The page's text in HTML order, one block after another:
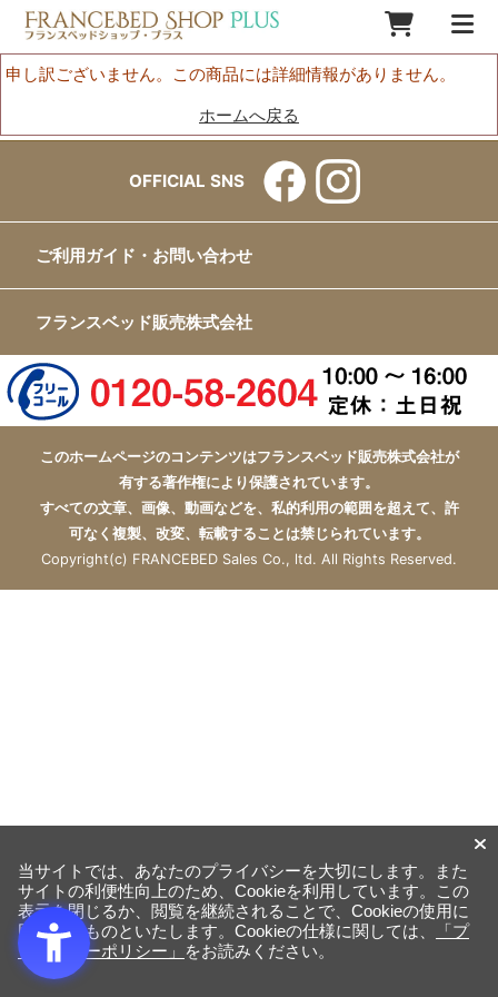
申し訳ございません。この商品には詳細情報がありません。
ホームへ戻る
OFFICIAL SNS
ご利用ガイド・お問い合わせ
フランスベッド販売株式会社
このホームページのコンテンツはフランスベッド販売株式会社が
有する著作権により保護されています。
すべての文章、画像、動画などを、私的利用の範囲を超えて、許
可なく複製、改変、転載することは禁じられています。
Copyright(c) FRANCEBED Sales Co., ltd. All Rights Reserved.
当サイトでは、あなたのプライバシーを大切にします。また
サイトの利便性向上のため、Cookieを利用しています。この
表示を閉じるか、閲覧を継続されることで、Cookieの使用に
同意するものといたします。Cookieの仕様に関しては、
「プ
ライバシーポリシー」
をお読みください。